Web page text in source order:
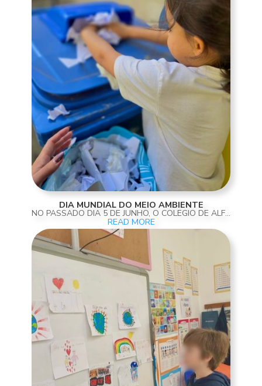
DIA MUNDIAL DO MEIO AMBIENTE
NO PASSADO DIA 5 DE JUNHO, O COLÉGIO DE ALFRAGIDE ASSINALOU O DIA MUNDIAL DO MEIO AMBIENTE COM UMA CELEBRAÇÃO MUITO ESPECIAL, PROTAGONIZADA PELOS NOSSOS ALUNOS E ALUNAS DA SALA DOS 5 ANOS! COM GRANDE CURIOSIDADE, CRIATIVIDADE E CONSCIÊNCIA AMBIENTAL, OS NOSSOS...
READ MORE